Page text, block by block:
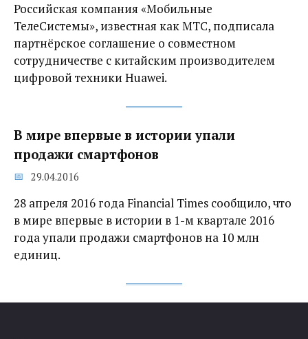
Российская компания «Мобильные
ТелеСистемы», известная как МТС, подписала
партнёрское соглашение о совместном
сотрудничестве с китайским производителем
цифровой техники Huawei.
В мире впервые в истории упали
продажи смартфонов
29.04.2016
28 апреля 2016 года Financial Times сообщило, что
в мире впервые в истории в 1-м квартале 2016
года упали продажи смартфонов на 10 млн
единиц.